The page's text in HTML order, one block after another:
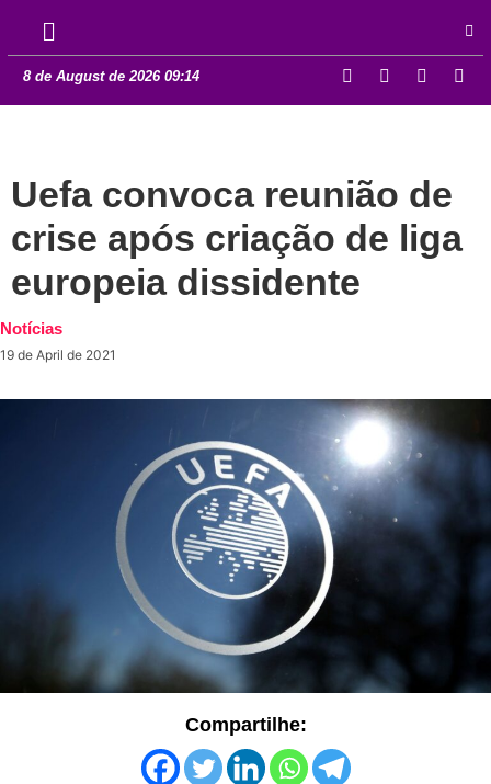
8 de August de 2026 09:14
Uefa convoca reunião de
crise após criação de liga
europeia dissidente
Notícias
19 de April de 2021
Compartilhe: